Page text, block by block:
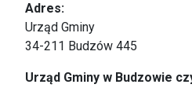
Adres:
Urząd Gminy
34-211 Budzów 445
Urząd Gminy w Budzowie